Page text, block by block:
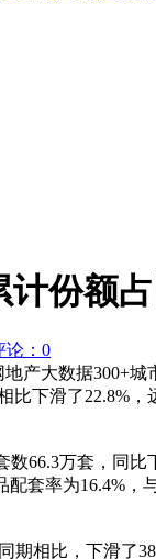
份额
论：0
产大数据300+
下滑了22.8%
66.3万套，同
套率为16.4%
相比，下滑了